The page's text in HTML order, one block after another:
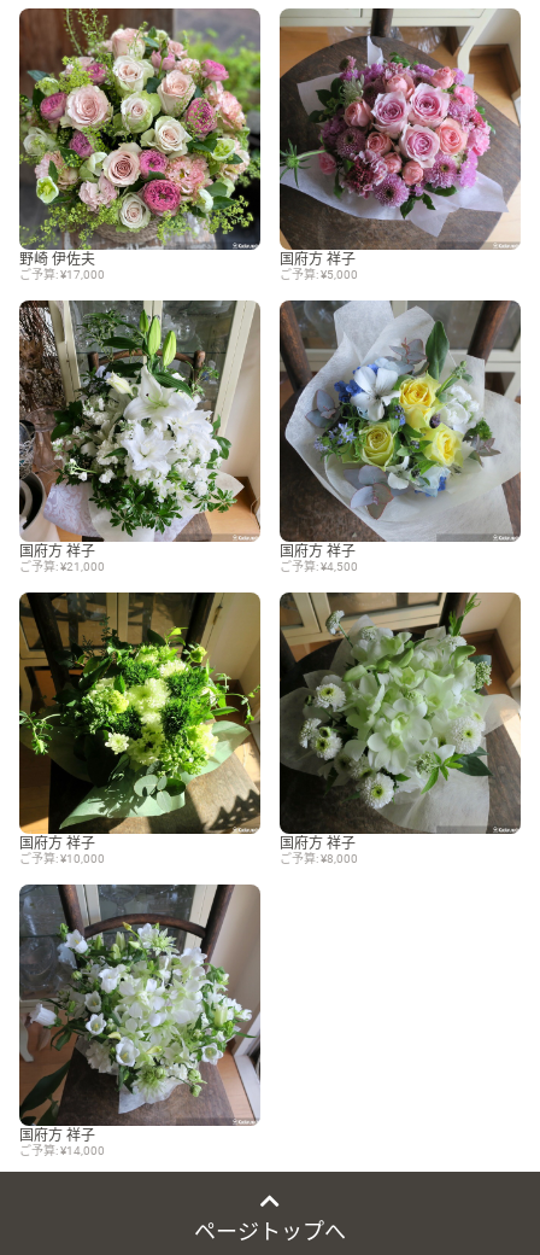
野崎 伊佐夫
ご予算: ¥17,000
国府方 祥子
ご予算: ¥5,000
国府方 祥子
ご予算: ¥21,000
国府方 祥子
ご予算: ¥4,500
国府方 祥子
ご予算: ¥10,000
国府方 祥子
ご予算: ¥8,000
国府方 祥子
ご予算: ¥14,000
ページトップへ